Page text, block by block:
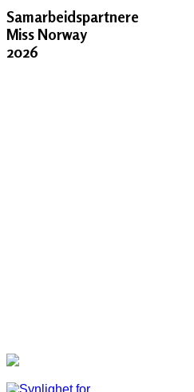
Samarbeidspartnere
Miss Norway
2026